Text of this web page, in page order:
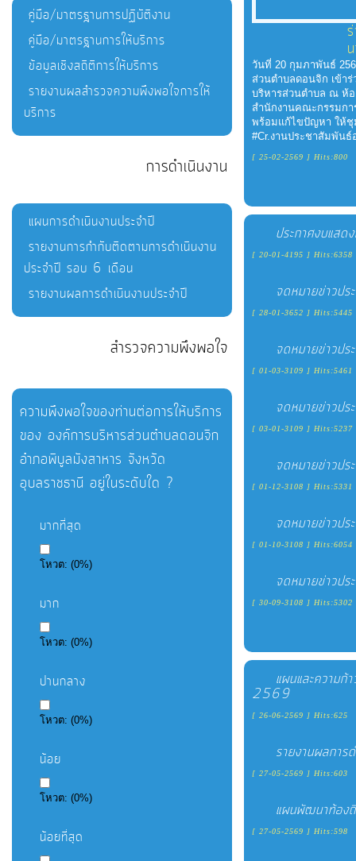
ป้องกัน
การ
ทุจริต
การ
ดำเนิน
ป้องกัน
การ
ทุจริต
มาตรการ
ภายใน
ทุจริต
การ
ส่ง
เสริม
โปร่งใส
ถิ่น
ของ
เรา
การ
คู่มือ/มาตรฐานการปฏิบัติงาน
คู่มือ/มาตรฐานการให้บริการ
ข้อมูลเชิงสถิติการให้บริการ
รายงานผลสำรวจความพึงพอใจการให้
บริการ
การดำเนินงาน
แผนการดำเนินงานประจำปี
รายงานการกำกับติดตามการดำเนินงาน
ประจำปี รอบ 6 เดือน
รายงานผลการดำเนินงานประจำปี
สำรวจความพึงพอใจ
ความพึงพอใจของท่านต่อการให้บริการ
ของ องค์การบริหารส่วนตำบลดอนจิก
อำภอพิบูลมังสาหาร จังหวัด
อุบลราชธานี อยู่ในระดับใด ?
มากที่สุด
โหวต: (0%)
มาก
โหวต: (0%)
ปานกลาง
โหวต: (0%)
น้อย
โหวต: (0%)
น้อยที่สุด
วันที่ 20 กุมภาพันธ์
ส่วนตำบลดอนจิก เข้า
บริหารส่วนตำบล ณ ห้
สำนักงานคณะกรรมกา
พร้อมแก้ไขปัญหา ให้ชุ
#Cr.งานประชาสัมพันธ์
[ 25-02-2569 ] Hits:800
ประกาศงบแส
[ 20-01-4195 ] Hits:6358
จดหมายข่าวป
[ 28-01-3652 ] Hits:5445
จดหมายข่าวป
[ 01-03-3109 ] Hits:5461
จดหมายข่าวป
[ 03-01-3109 ] Hits:5237
จดหมายข่าวป
[ 01-12-3108 ] Hits:5331
จดหมายข่าวป
[ 01-10-3108 ] Hits:6054
จดหมายข่าวป
[ 30-09-3108 ] Hits:5302
แผนและความก้
2569
[ 26-06-2569 ] Hits:625
รายงานผลกา
[ 27-05-2569 ] Hits:603
แผนพัฒนาท้อ
[ 27-05-2569 ] Hits:598